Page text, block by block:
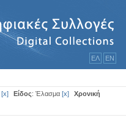
ΕΛ ΕΝ
[x] Είδος: Έλασμα [x]
Χρονική